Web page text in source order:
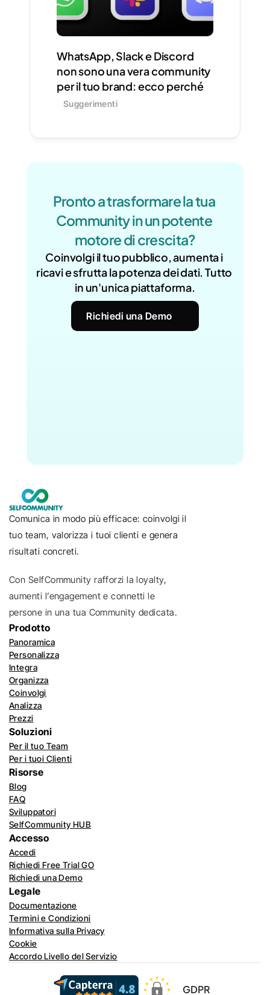
WhatsApp, Slack e Discord
non sono una vera community
per il tuo brand: ecco perché
Suggerimenti
Pronto a trasformare la tua
Community in un potente
motore di crescita?
Coinvolgi il tuo pubblico, aumenta i
ricavi e sfrutta la potenza dei dati. Tutto
in un'unica piattaforma.
Richiedi una Demo
Comunica in modo più efficace: coinvolgi il
tuo team, valorizza i tuoi clienti e genera
risultati concreti.
Con SelfCommunity rafforzi la loyalty,
aumenti l’engagement e connetti le
persone in una tua Community dedicata.
Prodotto
Panoramica
Personalizza
Integra
Organizza
Coinvolgi
Analizza
Prezzi
Soluzioni
Per il tuo Team
Per i tuoi Clienti
Risorse
Blog
FAQ
Sviluppatori
SelfCommunity HUB
Accesso
Accedi
Richiedi Free Trial GO
Richiedi una Demo
Legale
Documentazione
Termini e Condizioni
Informativa sulla Privacy
Cookie
Accordo Livello del Servizio
GDPR